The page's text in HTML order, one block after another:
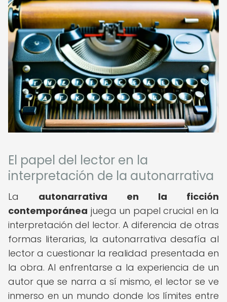
El papel del lector en la
interpretación de la autonarrativa
La autonarrativa en la ficción
contemporánea juega un papel crucial en la
interpretación del lector. A diferencia de otras
formas literarias, la autonarrativa desafía al
lector a cuestionar la realidad presentada en
la obra. Al enfrentarse a la experiencia de un
autor que se narra a sí mismo, el lector se ve
inmerso en un mundo donde los límites entre